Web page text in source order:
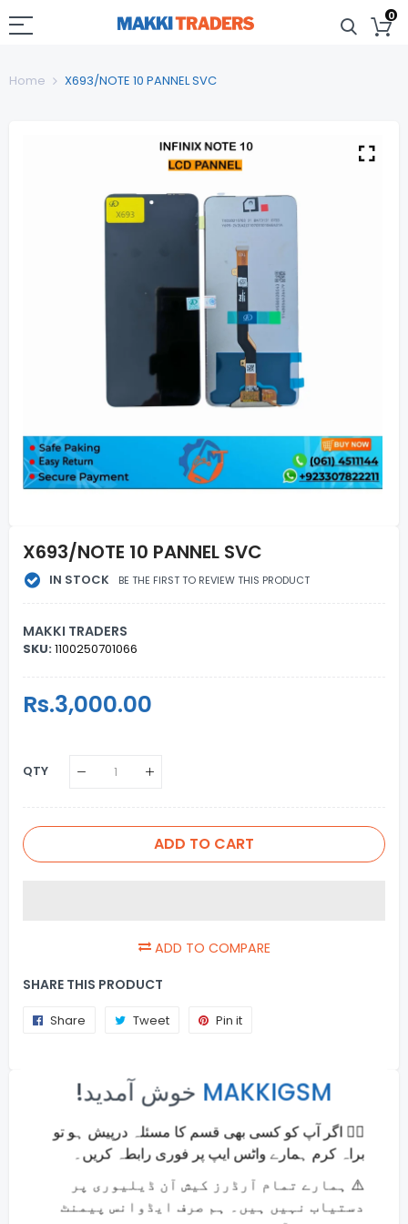
0
Home X693/NOTE 10 PANNEL SVC
X693/NOTE 10 PANNEL SVC
IN STOCK BE THE FIRST TO REVIEW THIS PRODUCT
MAKKI TRADERS
SKU:1100250701066
Regular
Price
Rs.3,000.00
QTY
ADD TO CART
ADD TO COMPARE
SHARE THIS PRODUCT
Share
Share
Facebook
Tweet
Tweet Pin it
Usefull Info
Online Payments
Money back guarantee
Fast and Secure Shipping
!خوش آمدید MAKKIGSM
🙋‍♂️ اگر آپ کو کسی بھی قسم کا مسئلہ درپیش ہو تو
براہ کرم ہمارے واٹس ایپ پر فوری رابطہ کریں۔
⚠️ ہمارے تمام آرڈرز کیش آن ڈیلیوری پر
دستیاب نہیں ہیں۔ ہم صرف ایڈوانس پیمنٹ